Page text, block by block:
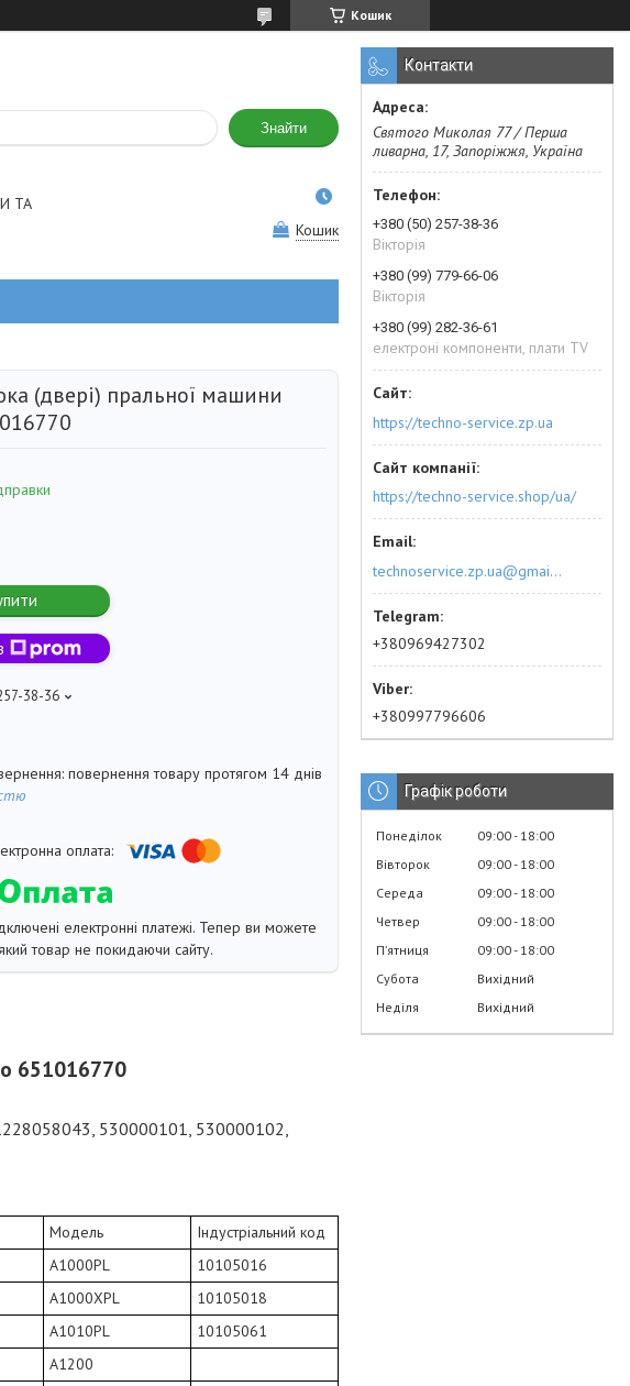
Кошик
Знайти
ТА
Кошик
(двері) пральної машини
38-36
повернення товару протягом 14 днів
електронні платежі. Тепер ви можете
товар не покидаючи сайту.
651016770
530000101, 530000102,
Модель
Індустріальний код
A1000PL
10105016
A1000XPL
10105018
A1010PL
10105061
A1200
Контакти
Святого Миколая 77 / Перша
ливарна, 17, Запоріжжя, Україна
+380 (50) 257-38-36
Вікторія
+380 (99) 779-66-06
Вікторія
+380 (99) 282-36-61
електроні компоненти, плати TV
https://techno-service.zp.ua
https://techno-service.shop/ua/
technoservice.zp.ua@gmail.com
+380969427302
+380997796606
Графік роботи
Понеділок 09:00 18:00
Вівторок
09:00 18:00
Середа
09:00 18:00
Четвер
09:00 18:00
Пʼятниця
09:00 18:00
Субота
Вихідний
Неділя
Вихідний